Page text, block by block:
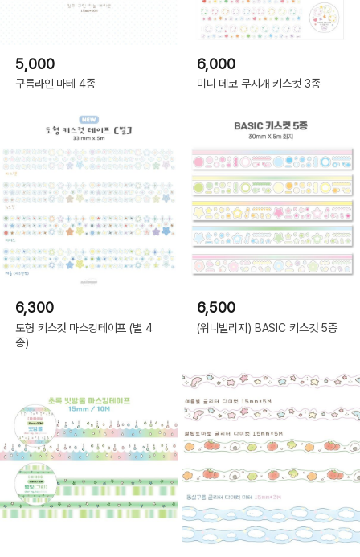
5,000
구름라인 마테 4종
6,000
미니 데코 무지개 키스컷 3종
6,300
도형 키스컷 마스킹테이프 (별 4
종)
6,500
(위니빌리지) BASIC 키스컷 5종